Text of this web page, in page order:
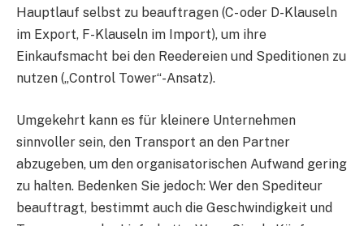
Hauptlauf selbst zu beauftragen (C- oder D-Klauseln
im Export, F-Klauseln im Import), um ihre
Einkaufsmacht bei den Reedereien und Speditionen zu
nutzen („Control Tower“-Ansatz).
Umgekehrt kann es für kleinere Unternehmen
sinnvoller sein, den Transport an den Partner
abzugeben, um den organisatorischen Aufwand gering
zu halten. Bedenken Sie jedoch: Wer den Spediteur
beauftragt, bestimmt auch die Geschwindigkeit und